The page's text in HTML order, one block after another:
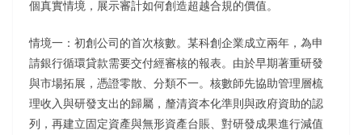
個真實情境，展示審計如何創造超越合規的價值。
情境一：初創公司的首次核數。某科創企業成立兩年，為申
請銀行循環貸款需要交付經審核的報表。由於早期著重研發
與市場拓展，憑證零散、分類不一。核數師先協助管理層梳
理收入與研發支出的歸屬，釐清資本化準則與政府資助的認
列，再建立固定資產與無形資產台賬、對研發成果進行減值